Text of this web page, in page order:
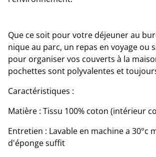
Que ce soit pour votre déjeuner au
nique au parc, un repas en voyage ou
pour organiser vos couverts à la
pochettes sont polyvalentes et
Caractéristiques :
Matière : Tissu 100% coton (intérieur
Entretien : Lavable en machine a 30°c
d'éponge suffit